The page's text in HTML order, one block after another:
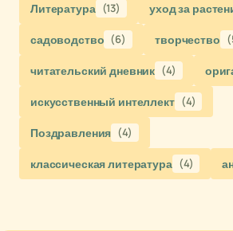
Литература (13) уход за
садоводство (6) творчество
читательский дневник (4)
искусственный интеллект (4)
Поздравления (4)
классическая литература (4)